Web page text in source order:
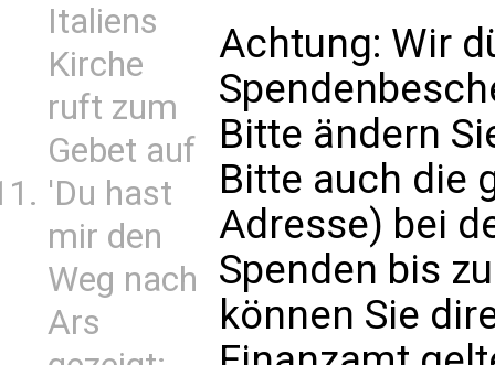
Italiens
Kirche
ruft zum
Gebet auf
'Du hast
mir den
Weg nach
Ars
Achtung: Wir
Bitte ändern
Bitte auch die
Adresse) bei
Spenden bis
können Sie